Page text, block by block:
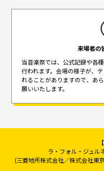
来場者の
当音楽祭では、公式記録や各
行われます。 会場の様子が、
れることがありますので、 あ
願いいたします。
ラ・フォル・ジュル
(三菱地所株式会社／株式会社東